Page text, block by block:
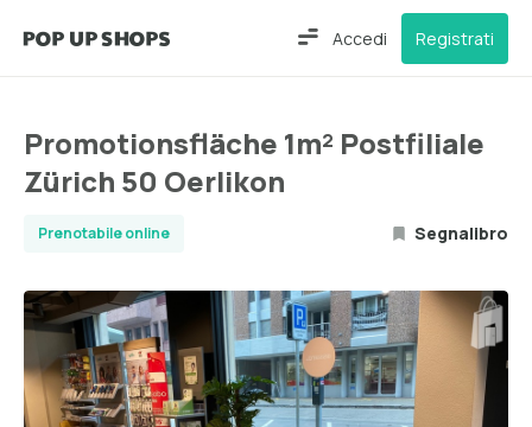
Accedi Registrati
Promotionsfläche 1m² Postfiliale
Zürich 50 Oerlikon
Prenotabile online Segnalibro